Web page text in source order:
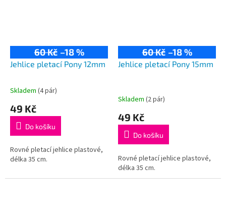
60 Kč –18 %
Jehlice pletací Pony 12mm
Průměrné
produktu
5,0
5
hvězdiček.
Skladem (4 pár)
49 Kč
Do košíku
Rovné pletací jehlice plastové,
délka 35 cm.
60 Kč –18 %
Jehlice pletací Pony 15mm
Skladem (2 pár)
49 Kč
Do košíku
Rovné pletací jehlice plastové,
délka 35 cm.